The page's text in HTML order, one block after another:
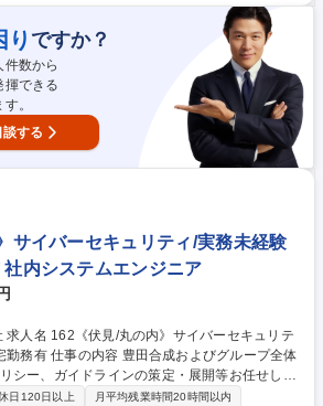
ング等の制作業務■パートナー会社の運用管理
ット予約）をさらに延ばすことができるか、同
向や、ユーザーがどのようなキーワードで検索
うえで、担当店舗にあったご提案をしていきま
り ですか？
数から
揮できる
。
する
サイバーセキュリティ/実務未経験
内システムエンジニア
びグループ全体
シー、ガイドラインの策定・展開等お任せしま
入社者であり、中途入社者であることのハンデ
日120日以上
月平均残業時間20時間以内